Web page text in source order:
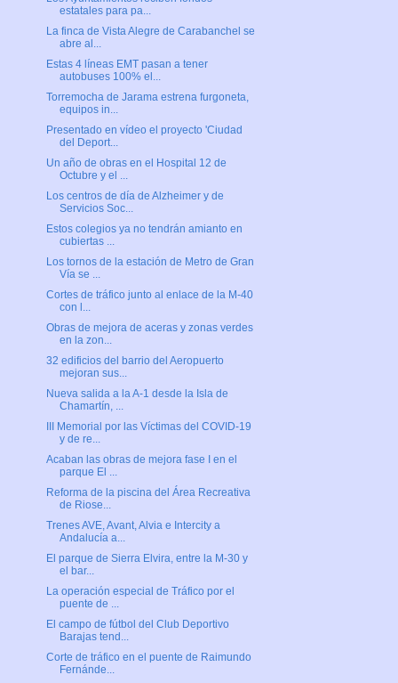
estatales para pa...
La finca de Vista Alegre de Carabanchel se
abre al...
Estas 4 líneas EMT pasan a tener
autobuses 100% el...
Torremocha de Jarama estrena furgoneta,
equipos in...
Presentado en vídeo el proyecto 'Ciudad
del Deport...
Un año de obras en el Hospital 12 de
Octubre y el ...
Los centros de día de Alzheimer y de
Servicios Soc...
Estos colegios ya no tendrán amianto en
cubiertas ...
Los tornos de la estación de Metro de Gran
Vía se ...
Cortes de tráfico junto al enlace de la M-40
con l...
Obras de mejora de aceras y zonas verdes
en la zon...
32 edificios del barrio del Aeropuerto
mejoran sus...
Nueva salida a la A-1 desde la Isla de
Chamartín, ...
III Memorial por las Víctimas del COVID-19
y de re...
Acaban las obras de mejora fase I en el
parque El ...
Reforma de la piscina del Área Recreativa
de Riose...
Trenes AVE, Avant, Alvia e Intercity a
Andalucía a...
El parque de Sierra Elvira, entre la M-30 y
el bar...
La operación especial de Tráfico por el
puente de ...
El campo de fútbol del Club Deportivo
Barajas tend...
Corte de tráfico en el puente de Raimundo
Fernánde...